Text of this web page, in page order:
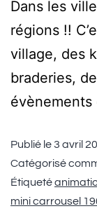
Dans les
régions !!
village, des
braderies,
Publié le3 avril
Catégorisé
Étiqueté
mini carrousel